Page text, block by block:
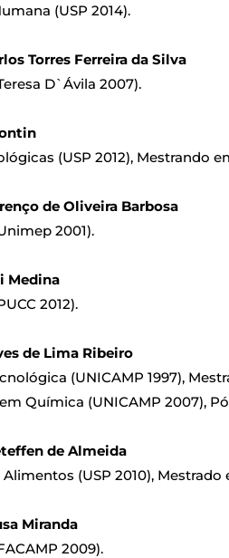
(USP 2014).
Torres Ferreira da Silva
D`Ávila 2007).
(USP 2012), Mestrando
de Oliveira Barbosa
2001).
Medina
2012).
de Lima Ribeiro
(UNICAMP 1997),
Química (UNICAMP 2007),
de Almeida
(USP 2010),
Miranda
2009).